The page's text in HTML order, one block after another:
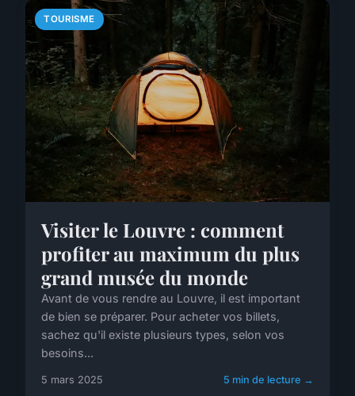
TOURISME
Visiter le Louvre : comment
profiter au maximum du plus
grand musée du monde
Avant de vous rendre au Louvre, il est important
de bien se préparer. Pour acheter vos billets,
sachez qu'il existe plusieurs types, selon vos
besoins...
5 mars 2025 5 min de lecture →